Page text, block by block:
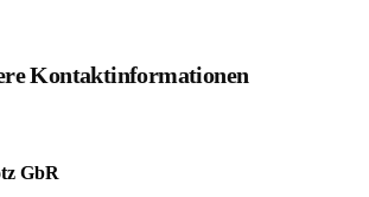
Kontaktinformationen
GbR